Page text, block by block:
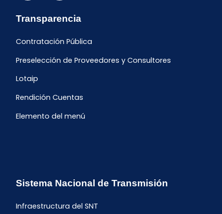
Transparencia
Contratación Pública
Preselección de Proveedores y Consultores
Lotaip
Rendición Cuentas
Elemento del menú
Sistema Nacional de Transmisión
Infraestructura del SNT